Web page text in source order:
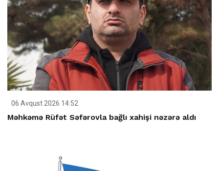
06 Avqust 2026 14:52
Məhkəmə Rüfət Səfərovla bağlı xahişi nəzərə aldı